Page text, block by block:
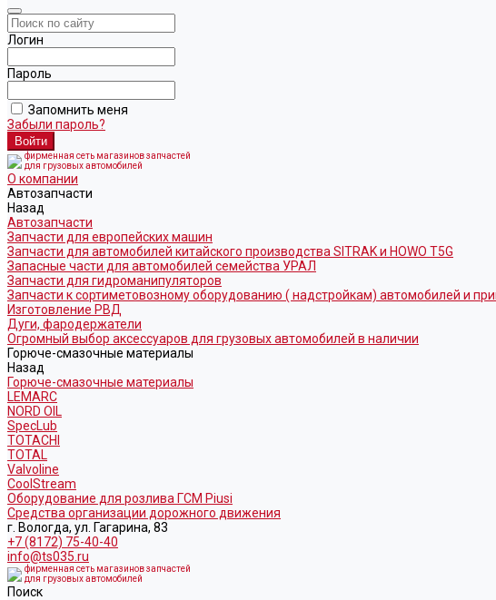
Логин
Пароль
Запомнить меня
Забыли пароль?
фирменная сеть магазинов запчастей
для грузовых автомобилей
О компании
Автозапчасти
Назад
Автозапчасти
Запчасти для европейских машин
Запчасти для автомобилей китайского производства SITRAK и HOWO T5G
Запасные части для автомобилей семейства УРАЛ
Запчасти для гидроманипуляторов
Запчасти к сортиметовозному оборудованию ( надстройкам) автомобилей и
Изготовление РВД
Дуги, фародержатели
Огромный выбор аксессуаров для грузовых автомобилей в наличии
Горюче-смазочные материалы
Назад
Горюче-смазочные материалы
LEMARC
NORD OIL
SpecLub
TOTACHI
TOTAL
Valvoline
CoolStream
Оборудование для розлива ГСМ Piusi
Средства организации дорожного движения
г. Вологда, ул. Гагарина, 83
+7 (8172) 75-40-40
info@ts035.ru
фирменная сеть магазинов запчастей
для грузовых автомобилей
Поиск